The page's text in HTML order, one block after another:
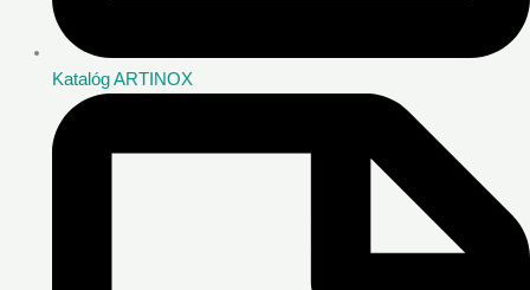
Katalóg ARTINOX